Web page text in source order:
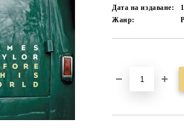
Дата на издаване:
Жанр: